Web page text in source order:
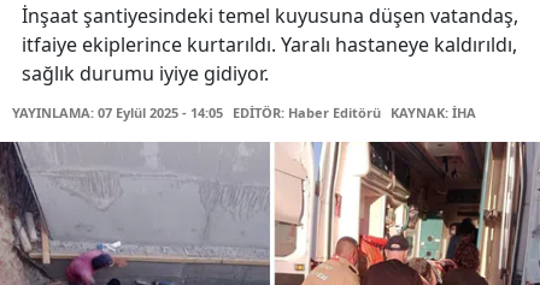
İnşaat şantiyesindeki temel kuyusuna düşen vatandaş,
itfaiye ekiplerince kurtarıldı. Yaralı hastaneye kaldırıldı,
sağlık durumu iyiye gidiyor.
YAYINLAMA: 07 Eylül 2025 - 14:05 EDİTÖR: Haber Editörü KAYNAK: İHA